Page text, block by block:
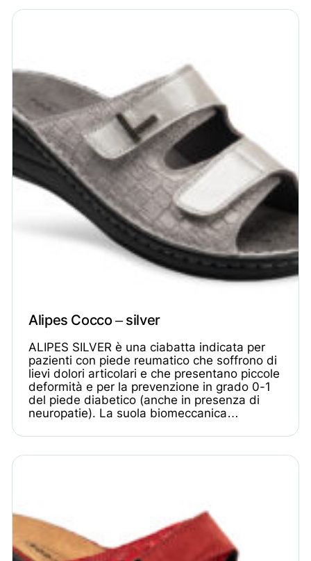
Alipes Cocco – silver
ALIPES SILVER è una ciabatta indicata per
pazienti con piede reumatico che soffrono di
lievi dolori articolari e che presentano piccole
deformità e per la prevenzione in grado 0-1
del piede diabetico (anche in presenza di
neuropatie). La suola biomeccanica…